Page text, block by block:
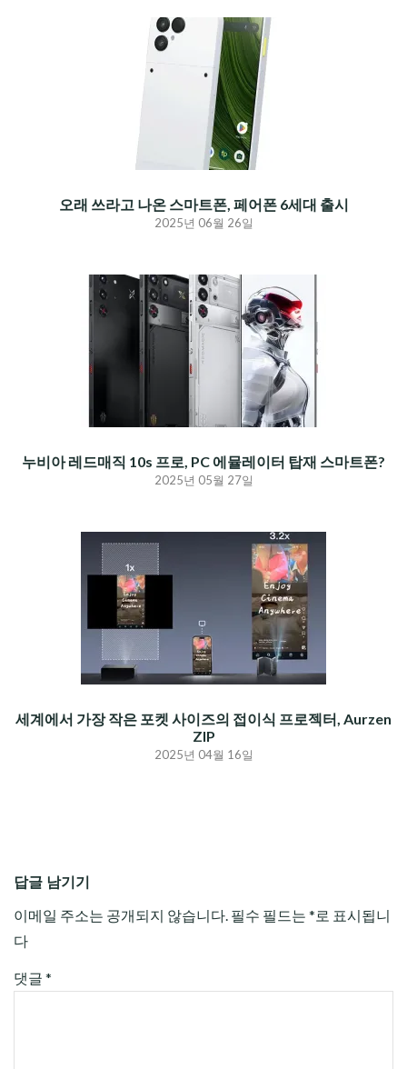
오래 쓰라고 나온 스마트폰, 페어폰 6세대 출시
2025년 06월 26일
누비아 레드매직 10s 프로, PC 에뮬레이터 탑재 스마트폰?
2025년 05월 27일
세계에서 가장 작은 포켓 사이즈의 접이식 프로젝터, Aurzen
ZIP
2025년 04월 16일
답글 남기기
이메일 주소는 공개되지 않습니다. 필수 필드는 * 로 표시됩니
다
댓글 *